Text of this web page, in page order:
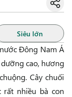
Siêu lớn
Đông Nam Á
cao, hương
Cây chuối
nhiều bà con